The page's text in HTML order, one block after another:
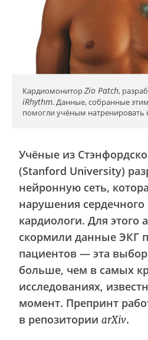
КардиомониторZio Patch,
iRhythm. Данные, собранные
помогли учёным натренировать
Учёные из
(Stanford University)
нейронную сеть,
нарушения
кардиологи. Для этого
скормили данные ЭКГ
пациентов — эта
больше, чем в самых
исследованиях,
момент. Препринт
в репозитории arXiv.